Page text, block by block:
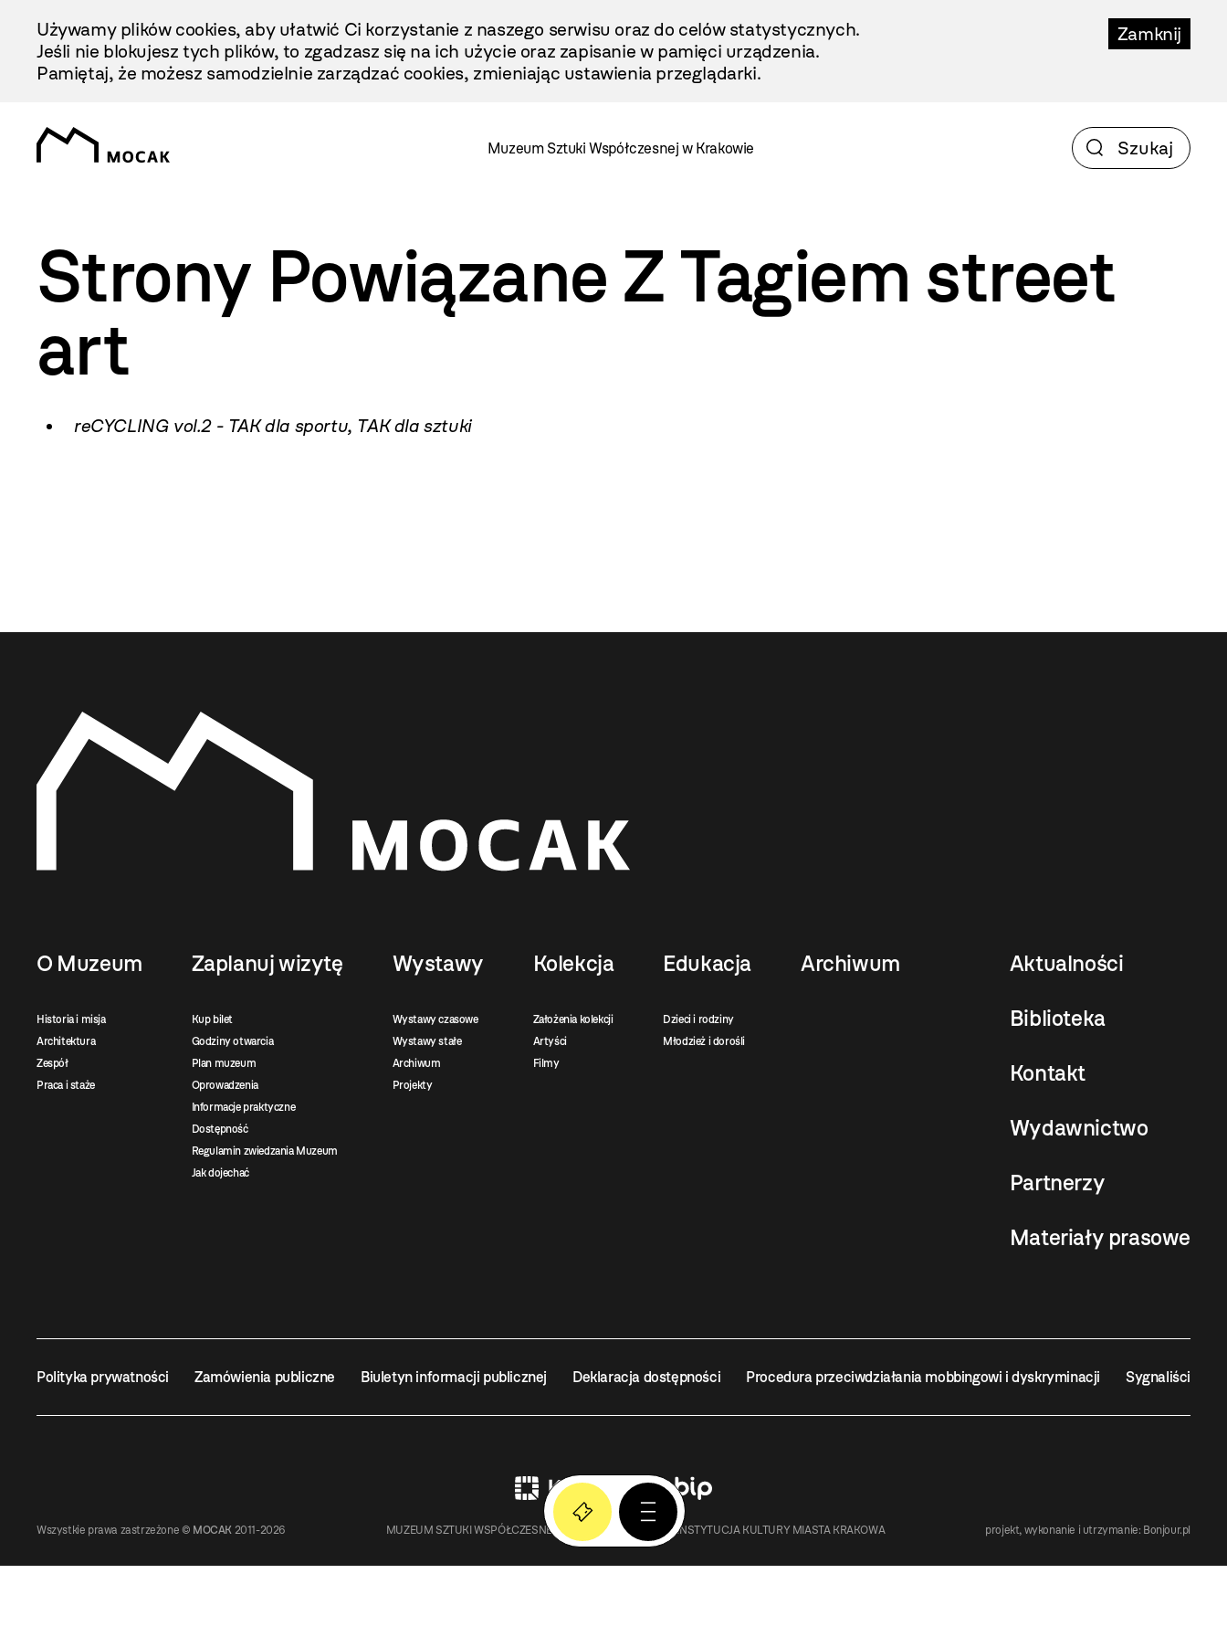
Treści
Zamknij
Używamy plików cookies, aby ułatwić Ci korzystanie z naszego serwisu oraz do celów statystycznych.
Jeśli nie blokujesz tych plików, to zgadzasz się na ich użycie oraz zapisanie w pamięci urządzenia.
Pamiętaj, że możesz samodzielnie zarządzać cookies, zmieniając ustawienia przeglądarki.
Muzeum Sztuki Współczesnej w Krakowie
Strony Powiązane Z Tagiem street
art
reCYCLING vol.2 - TAK dla sportu, TAK dla sztuki
O Muzeum
Historia i misja
Architektura
Zespół
Praca i staże
Zaplanuj wizytę
Kup bilet
Godziny otwarcia
Plan muzeum
Oprowadzenia
Informacje praktyczne
Dostępność
Regulamin zwiedzania Muzeum
Jak dojechać
Wystawy
Wystawy czasowe
Wystawy stałe
Archiwum
Projekty
Kolekcja
Założenia kolekcji
Artyści
Filmy
Edukacja
Dzieci i rodziny
Młodzież i dorośli
Archiwum Aktualności
Biblioteka
Kontakt
Wydawnictwo
Partnerzy
Materiały prasowe
Polityka prywatności Zamówienia publiczne Biuletyn informacji publicznej Deklaracja dostępności Procedura przeciwdziałania mobbingowi i dyskryminacji Sygnaliści
Wszystkie prawa zastrzeżone © MOCAK 2011-2026 MUZEUM SZTUKI WSPÓŁCZESNEJ W KRAKOWIE MOCAK – INSTYTUCJA KULTURY MIASTA KRAKOWA projekt, wykonanie i utrzymanie: Bonjour.pl